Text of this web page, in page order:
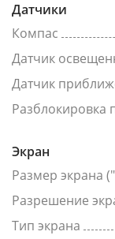
Датчики
Компас
Датчик
Датчик
Разблокировка
Экран
Размер экрана
Разрешение
Тип экрана